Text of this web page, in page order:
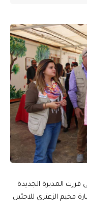
المديرة الجديدة
مخيم الزعتري للاجئين